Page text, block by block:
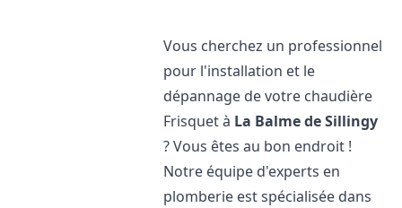
Vous cherchez un professionnel
pour l'installation et le
dépannage de votre chaudière
Frisquet à La Balme de Sillingy
? Vous êtes au bon endroit !
Notre équipe d'experts en
plomberie est spécialisée dans